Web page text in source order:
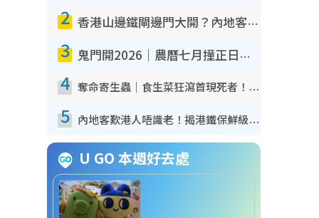
2 香港山邊鐵閘邊門大開？內地客困惑意義何在！網民神回覆：呢種叫法理性防禦
3 鬼門開2026｜農曆七月撞正日全食特別邪？專家警告切忌做一事！揭4大禁忌+2招保平安
4 奪命寄生蟲｜食生菜狂瀉首現死者！疫潮惡化錄1.8萬宗病例 揭洗菜3大謬誤
5 內地客歎港人唔識老！揭港鐵保鮮級冷氣 港人求放過：咪投訴
U GO 本週好去處